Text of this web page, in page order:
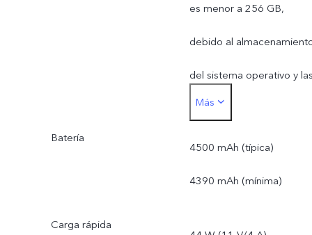
es menor a 256 GB,
debido al
del sistema operativo y
aplicaciones
Más
Batería
4500 mAh (típica)
4390 mAh (mínima)
Carga rápida